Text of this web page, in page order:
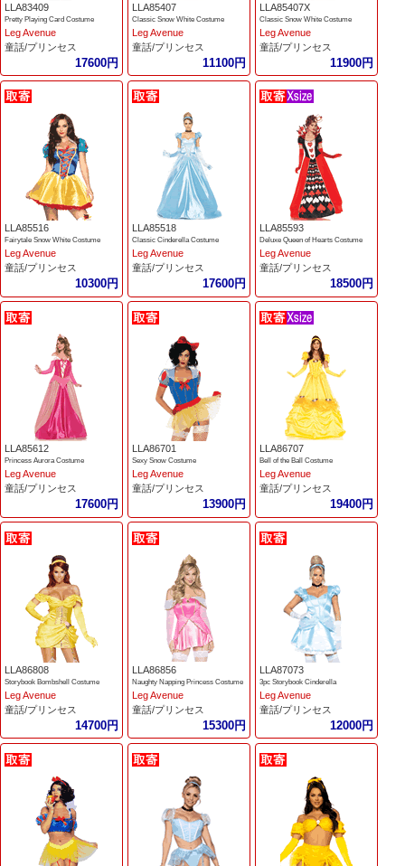
LLA83409
Pretty Playing Card Costume
Leg Avenue
童話/プリンセス
17600円
LLA85407
Classic Snow White Costume
Leg Avenue
童話/プリンセス
11100円
LLA85407X
Classic Snow White Costume
Leg Avenue
童話/プリンセス
11900円
LLA85516
Fairytale Snow White Costume
Leg Avenue
童話/プリンセス
10300円
LLA85518
Classic Cinderella Costume
Leg Avenue
童話/プリンセス
17600円
LLA85593
Deluxe Queen of Hearts Costume
Leg Avenue
童話/プリンセス
18500円
LLA85612
Princess Aurora Costume
Leg Avenue
童話/プリンセス
17600円
LLA86701
Sexy Snow Costume
Leg Avenue
童話/プリンセス
13900円
LLA86707
Bell of the Ball Costume
Leg Avenue
童話/プリンセス
19400円
LLA86808
Storybook Bombshell Costume
Leg Avenue
童話/プリンセス
14700円
LLA86856
Naughty Napping Princess Costume
Leg Avenue
童話/プリンセス
15300円
LLA87073
3pc Storybook Cinderella
Leg Avenue
童話/プリンセス
12000円